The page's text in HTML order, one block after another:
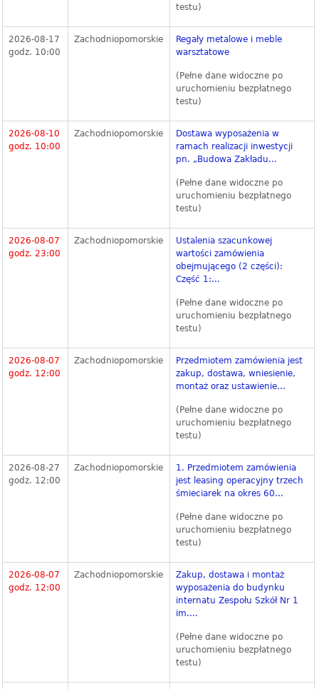
testu)
2026-08-17
godz. 10:00
Zachodniopomorskie
Regały metalowe i meble
warsztatowe
(Pełne dane widoczne po
uruchomieniu bezpłatnego
testu)
2026-08-10
godz. 10:00
Zachodniopomorskie
Dostawa wyposażenia w
ramach realizacji inwestycji
pn. „Budowa Zakładu...
(Pełne dane widoczne po
uruchomieniu bezpłatnego
testu)
2026-08-07
godz. 23:00
Zachodniopomorskie
Ustalenia szacunkowej
wartości zamówienia
obejmującego (2 części):
Część 1:...
(Pełne dane widoczne po
uruchomieniu bezpłatnego
testu)
2026-08-07
godz. 12:00
Zachodniopomorskie
Przedmiotem zamówienia jest
zakup, dostawa, wniesienie,
montaż oraz ustawienie...
(Pełne dane widoczne po
uruchomieniu bezpłatnego
testu)
2026-08-27
godz. 12:00
Zachodniopomorskie
1. Przedmiotem zamówienia
jest leasing operacyjny trzech
śmieciarek na okres 60...
(Pełne dane widoczne po
uruchomieniu bezpłatnego
testu)
2026-08-07
godz. 12:00
Zachodniopomorskie
Zakup, dostawa i montaż
wyposażenia do budynku
internatu Zespołu Szkół Nr 1
im....
(Pełne dane widoczne po
uruchomieniu bezpłatnego
testu)